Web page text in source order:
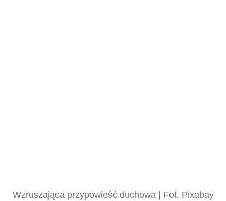
Wzruszająca przypowieść duchowa | Fot. Pixabay